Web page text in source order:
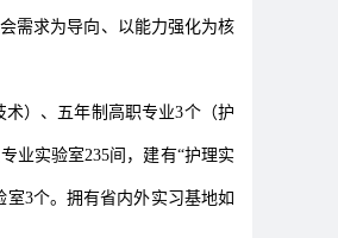
需求为导向、以能力强化为核
）、五年制高职专业3个（护
业实验室235间，建有“护理实
室3个。拥有省内外实习基地如